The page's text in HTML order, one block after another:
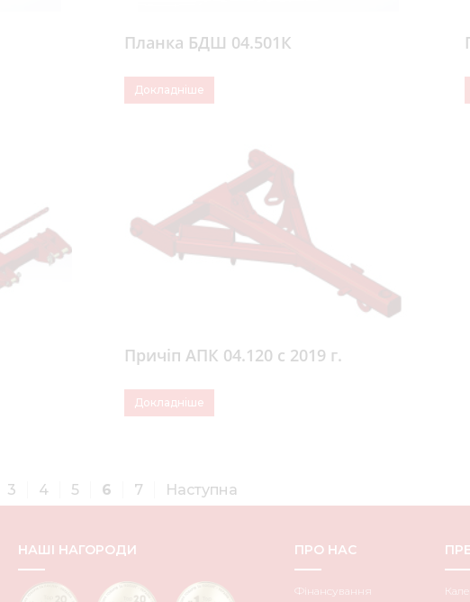
Планка БДШ 04.501К
Докладніше
Причіп АПК 04.120 с 2019 г.
Докладніше
3 4 5 6 7 Наступна
НАШІ НАГОРОДИ ПРО НАС
Фінансування